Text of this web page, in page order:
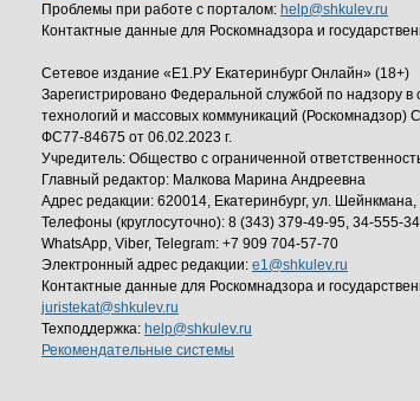
Проблемы при работе с порталом: help@shkulev.ru
Контактные данные для Роскомнадзора и
Сетевое издание «Е1.РУ Екатеринбург Онлайн» (18+)
Зарегистрировано Федеральной службой по надзору
технологий и массовых коммуникаций (Роскомнадзор)
ФС77-84675 от 06.02.2023 г.
Учредитель: Общество с ограниченной
Главный редактор: Малкова Марина Андреевна
Адрес редакции: 620014, Екатеринбург, ул. Шейнкмана,
Телефоны (круглосуточно): 8 (343) 379-49-95, 34-555-
WhatsApp, Viber, Telegram: +7 909 704-57-70
Электронный адрес редакции: e1@shkulev.ru
Контактные данные для Роскомнадзора и
juristekat@shkulev.ru
Техподдержка: help@shkulev.ru
Рекомендательные системы